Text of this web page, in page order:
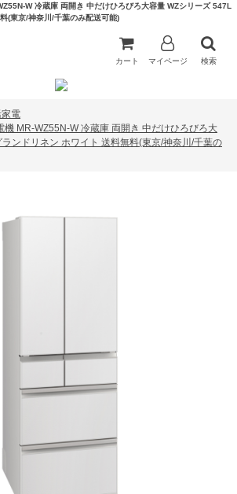
W 冷蔵庫 両開き 中だけひろびろ大容量 WZシリーズ 547L
(東京/神奈川/千葉のみ配送可能)
カート マイページ 検索
電
機 MR-WZ55N-W 冷蔵庫 両開き 中だけひろびろ大
ンドリネン ホワイト 送料無料(東京/神奈川/千葉の